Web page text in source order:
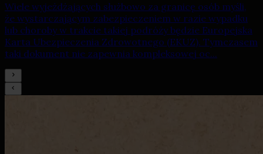
Wiele wyjeżdżających służbowo za granicę osób myśli,
że wystarczającym zabezpieczeniem w razie wypadku
lub choroby w trakcie takiej podróży będzie Europejska
Karta Ubezpieczenia Zdrowotnego (EKUZ). Tymczasem
taki dokument nie zapewnia kompleksowej oc...